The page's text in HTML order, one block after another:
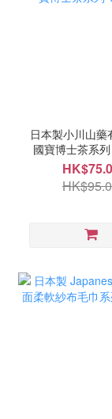
日本製小川山藥
國寶博士茶系